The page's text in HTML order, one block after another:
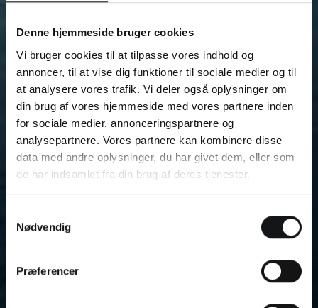
Denne hjemmeside bruger cookies
Vi bruger cookies til at tilpasse vores indhold og
annoncer, til at vise dig funktioner til sociale medier og til
at analysere vores trafik. Vi deler også oplysninger om
din brug af vores hjemmeside med vores partnere inden
for sociale medier, annonceringspartnere og
analysepartnere. Vores partnere kan kombinere disse
data med andre oplysninger, du har givet dem, eller som
de har indsamlet fra din brug af deres tjenester.
Nødvendig
Præferencer